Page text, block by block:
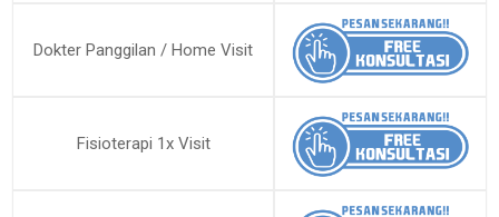
Dokter Panggilan / Home Visit
Fisioterapi 1x Visit